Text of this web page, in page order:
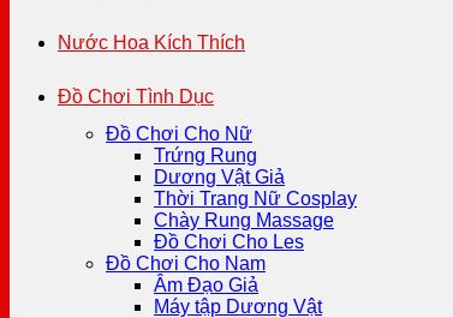
Nước Hoa Kích Thích
Đồ Chơi Tình Dục
Đồ Chơi Cho Nữ
Trứng Rung
Dương Vật Giả
Thời Trang Nữ Cosplay
Chày Rung Massage
Đồ Chơi Cho Les
Đồ Chơi Cho Nam
Âm Đạo Giả
Máy tập Dương Vật